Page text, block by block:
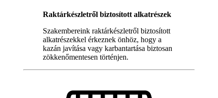
Raktárkészletről biztosított alkatrészek
Szakembereink raktárkészletről biztosított
alkatrészekkel érkeznek önhöz, hogy a
kazán javítása vagy karbantartása biztosan
zökkenőmentesen történjen.